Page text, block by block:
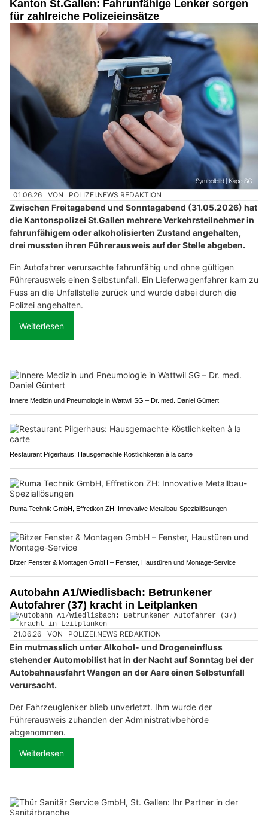
Kanton St.Gallen: Fahrunfähige Lenker sorgen
für zahlreiche Polizeieinsätze
01.06.26 VON POLIZEI.NEWS REDAKTION
Zwischen Freitagabend und Sonntagabend (31.05.2026) hat
die Kantonspolizei St.Gallen mehrere Verkehrsteilnehmer in
fahrunfähigem oder alkoholisierten Zustand angehalten,
drei mussten ihren Führerausweis auf der Stelle abgeben.
Ein Autofahrer verursachte fahrunfähig und ohne gültigen
Führerausweis einen Selbstunfall. Ein Lieferwagenfahrer kam zu
Fuss an die Unfallstelle zurück und wurde dabei durch die
Polizei angehalten.
Weiterlesen
Innere Medizin und Pneumologie in Wattwil SG – Dr. med. Daniel Güntert
Restaurant Pilgerhaus: Hausgemachte Köstlichkeiten à la carte
Ruma Technik GmbH, Effretikon ZH: Innovative Metallbau-Speziallösungen
Bitzer Fenster & Montagen GmbH – Fenster, Haustüren und Montage-Service
Autobahn A1/Wiedlisbach: Betrunkener
Autofahrer (37) kracht in Leitplanken
21.06.26 VON POLIZEI.NEWS REDAKTION
Ein mutmasslich unter Alkohol- und Drogeneinfluss
stehender Automobilist hat in der Nacht auf Sonntag bei der
Autobahnausfahrt Wangen an der Aare einen Selbstunfall
verursacht.
Der Fahrzeuglenker blieb unverletzt. Ihm wurde der
Führerausweis zuhanden der Administrativbehörde
abgenommen.
Weiterlesen